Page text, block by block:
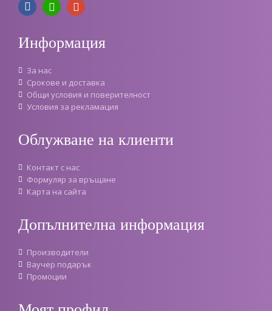
Информация
За нас
Срокове и доставка
Oбщи условия и поверителност
Условия за рекламация
Облужване на клиенти
Контакт с нас
Формуляр за връщане
Карта на сайта
Допълнителна информация
Производители
Ваучер подарък
Промоции